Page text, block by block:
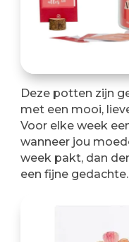
Deze potten zijn
met een mooi,
Voor elke week
wanneer jou
week pakt, dan
een fijne gedachte.